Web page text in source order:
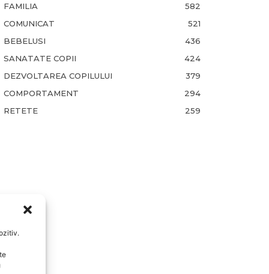
FAMILIA
582
COMUNICAT
521
BEBELUSI
436
SANATATE COPII
424
DEZVOLTAREA COPILULUI
379
COMPORTAMENT
294
RETETE
259